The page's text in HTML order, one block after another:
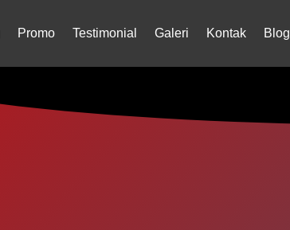
Promo Testimonial Galeri Kontak Blog